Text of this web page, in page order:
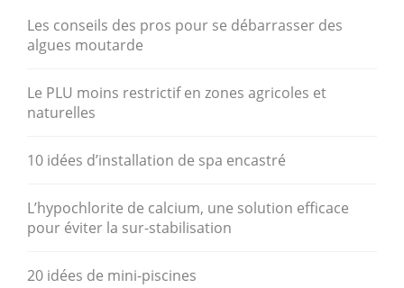
Les conseils des pros pour se débarrasser des
algues moutarde
Le PLU moins restrictif en zones agricoles et
naturelles
10 idées d’installation de spa encastré
L’hypochlorite de calcium, une solution efficace
pour éviter la sur-stabilisation
20 idées de mini-piscines